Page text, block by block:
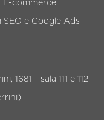
E-commerce
e Google Ads
1681 - sala 111 e 112